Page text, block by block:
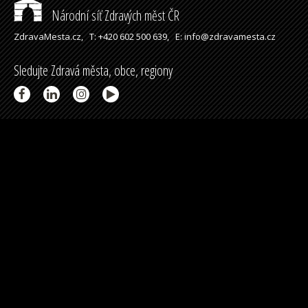
Národní síť Zdravých měst ČR
ZdravaMesta.cz,T: +420 602 500 639,E: info@zdravamesta.cz
Sledujte Zdravá města, obce, regiony